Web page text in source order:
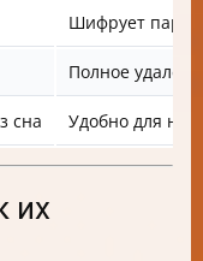
Шифрует
Полное
сна Удобно для
их